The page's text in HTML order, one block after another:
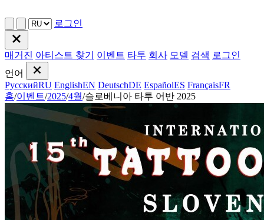
로그인
매거진 아티스트 찾기 이벤트 타투 회사 모델 검색 로그인
언어
РусскийRU EnglishEN DeutschDE EspañolES FrançaisFR
홈/이벤트/2025/4월/슬로베니아 타투 어반 2025